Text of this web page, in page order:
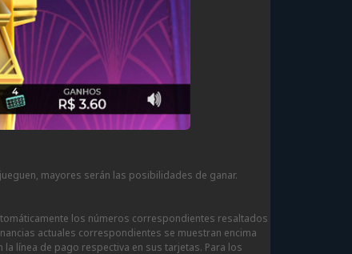
mayores serán las posibilidades de ganar.
los números correspondientes resaltados
actuales correspondientes se muestran encima
línea de pago respectiva en sus tarjetas. Para los